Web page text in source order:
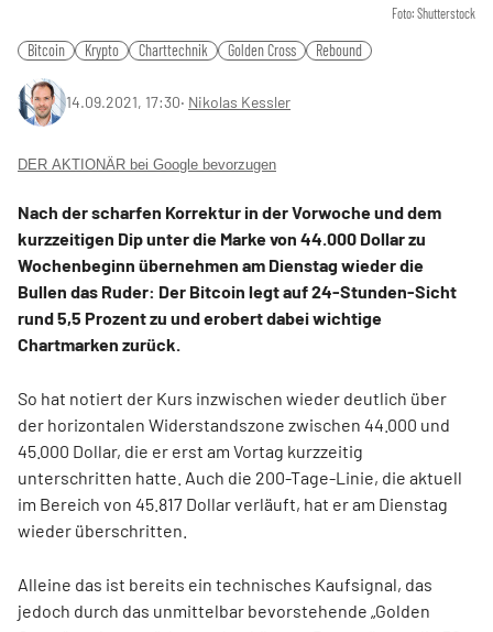
Foto: Shutterstock
Bitcoin Krypto Charttechnik Golden Cross Rebound
14.09.2021, 17:30‧ Nikolas Kessler
DER AKTIONÄR bei Google bevorzugen
Nach der scharfen Korrektur in der Vorwoche und dem
kurzzeitigen Dip unter die Marke von 44.000 Dollar zu
Wochenbeginn übernehmen am Dienstag wieder die
Bullen das Ruder: Der Bitcoin legt auf 24-Stunden-Sicht
rund 5,5 Prozent zu und erobert dabei wichtige
Chartmarken zurück.
So hat notiert der Kurs inzwischen wieder deutlich über
der horizontalen Widerstandszone zwischen 44.000 und
45.000 Dollar, die er erst am Vortag kurzzeitig
unterschritten hatte. Auch die 200-Tage-Linie, die aktuell
im Bereich von 45.817 Dollar verläuft, hat er am Dienstag
wieder überschritten.
Alleine das ist bereits ein technisches Kaufsignal, das
jedoch durch das unmittelbar bevorstehende „Golden